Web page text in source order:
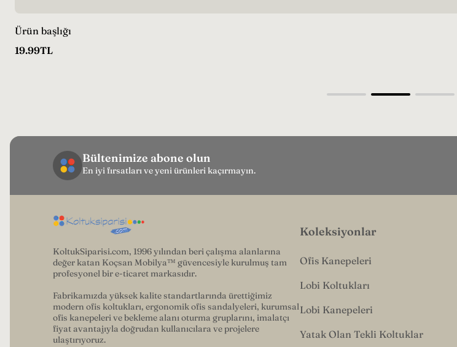
Ürün başlığı
Normal
19.99TL
Bültenimize abone olun
En iyi fırsatları ve yeni ürünleri kaçırmayın.
KoltukSiparisi.com, 1996 yılından beri çalışma alanlarına
değer katan Koçsan Mobilya™ güvencesiyle kurulmuş tam
profesyonel bir e-ticaret markasıdır.
Fabrikamızda yüksek kalite standartlarında ürettiğimiz
modern ofis koltukları, ergonomik ofis sandalyeleri, kurumsal
ofis kanepeleri ve bekleme alanı oturma gruplarını, imalatçı
fiyat avantajıyla doğrudan kullanıcılara ve projelere
ulaştırıyoruz.
Koleksiyonlar
Ofis Kanepeleri
Lobi Koltukları
Lobi Kanepeleri
Yatak Olan Tekli Koltuklar